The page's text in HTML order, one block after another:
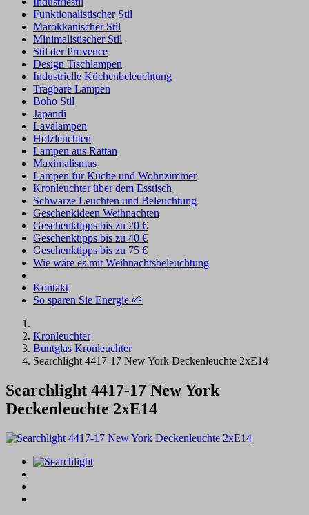
Funktionalistischer Stil
Marokkanischer Stil
Minimalistischer Stil
Stil der Provence
Design Tischlampen
Industrielle Küchenbeleuchtung
Tragbare Lampen
Boho Stil
Japandi
Lavalampen
Holzleuchten
Lampen aus Rattan
Maximalismus
Lampen für Küche und Wohnzimmer
Kronleuchter über dem Esstisch
Schwarze Leuchten und Beleuchtung
Geschenkideen Weihnachten
Geschenktipps bis zu 20 €
Geschenktipps bis zu 40 €
Geschenktipps bis zu 75 €
Wie wäre es mit Weihnachtsbeleuchtung
Kontakt
So sparen Sie Energie 🌱
Kronleuchter
Buntglas Kronleuchter
Searchlight 4417-17 New York Deckenleuchte 2xE14
Searchlight 4417-17 New York
Deckenleuchte 2xE14